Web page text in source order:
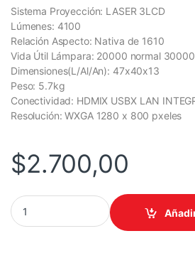
Sistema Proyección: LASER 3LCD
Lúmenes: 4100
Relación Aspecto: Nativa de 1610
Vida Útil Lámpara: 20000 normal
Dimensiones(L/Al/An): 47x40x13
Peso: 5.7kg
Conectividad: HDMIX USBX LAN
Resolución: WXGA 1280 x 800 pxeles
$2.700,00
PROYECTOR EPSON PORTATIL